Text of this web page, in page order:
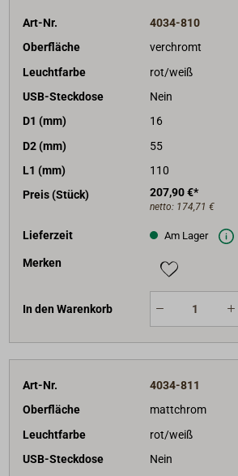
Art-Nr.
4034-810
Oberfläche
verchromt
Leuchtfarbe
rot/weiß
USB-Steckdose
Nein
D1 (mm)
16
D2 (mm)
55
L1 (mm)
110
Preis (Stück)
207,90 €*
netto: 174,71 €
Lieferzeit Am Lager
Merken
In den Warenkorb
Art-Nr.
4034-811
Oberfläche
mattchrom
Leuchtfarbe
rot/weiß
USB-Steckdose
Nein